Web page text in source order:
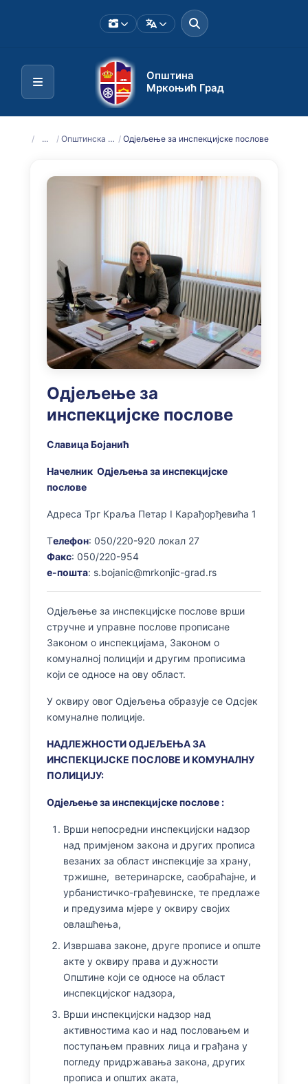
Општина
Мркоњић Град
/ ... / Општинска управа / Одјељење за инспекцијске послове
Одјељење за
инспекцијске послове
Славица Бојанић
Начелник Одјељењa за инспекцијске
послове
Адреса Трг Краља Петар I Карађорђевића 1
Телефон: 050/220-920 локал 27
Факс: 050/220-954
e-пошта: s.bojanic@mrkonjic-grad.rs
Одјељење за инспекцијске послове врши
стручне и управне послове прописане
Законом о инспекцијама, Законом о
комуналној полицији и другим прописима
који се односе на ову област.
У оквиру овог Одјељења образује се Одсјек
комуналне полиције.
НАДЛЕЖНОСТИ ОДЈЕЉЕЊАЗА
ИНСПЕКЦИЈСКЕ ПОСЛОВЕ И КОМУНАЛНУ
ПОЛИЦИЈУ:
Одјељење за инспекцијске послове :
Врши непосредни инспекцијски над­зор
над примјеном закона и других прописа
ве­заних за област инспекције за храну,
тржишне, ветеринарске, саобраћајне, и
урбанистичко-грађевинске, те предлаже
и предузима мјере у оквиру својих
овлашћења,
Извршава законе, друге прописе и опште
акте у оквиру права и дужности
Општине који се односе на област
инспекцијског надзора,
Врши инспекцијски надзор над
активностима као и над пословањем и
поступањем правних лица и грађана у
погледу придржавања закона, других
прописа и општих аката,